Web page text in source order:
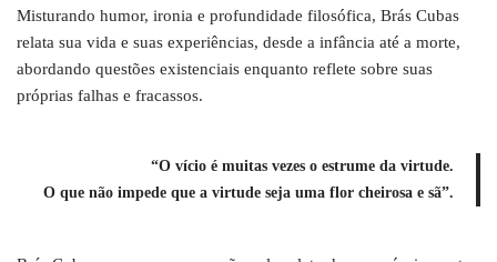
Misturando humor, ironia e profundidade filosófica, Brás Cubas
relata sua vida e suas experiências, desde a infância até a morte,
abordando questões existenciais enquanto reflete sobre suas
próprias falhas e fracassos.
“O vício é muitas vezes o estrume da virtude.
O que não impede que a virtude seja uma flor cheirosa e sã”.